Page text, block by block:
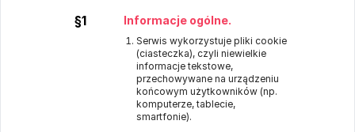
§1 Informacje ogólne.
Serwis wykorzystuje pliki cookie
(ciasteczka), czyli niewielkie
informacje tekstowe,
przechowywane na urządzeniu
końcowym użytkowników (np.
komputerze, tablecie,
smartfonie).